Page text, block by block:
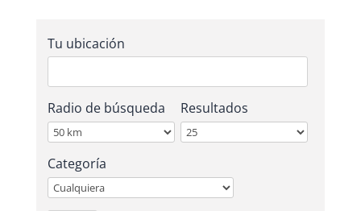
Tu ubicación
Radio de búsqueda Resultados
Categoría